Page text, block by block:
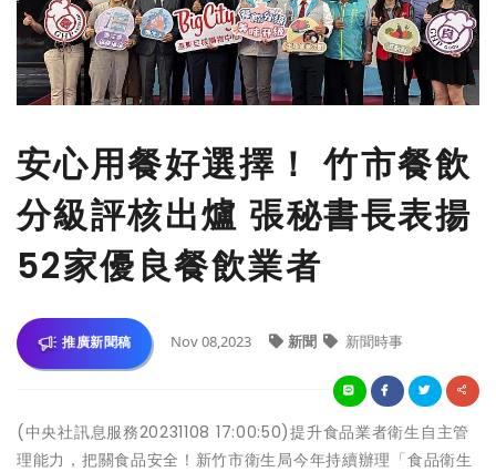
安心用餐好選擇！ 竹市餐飲
分級評核出爐 張秘書長表揚
52家優良餐飲業者
推廣新聞稿 Nov 08,2023 新聞 新聞時事
(中央社訊息服務20231108 17:00:50)提升食品業者衛生自主管
理能力，把關食品安全！新竹市衛生局今年持續辦理「食品衛生